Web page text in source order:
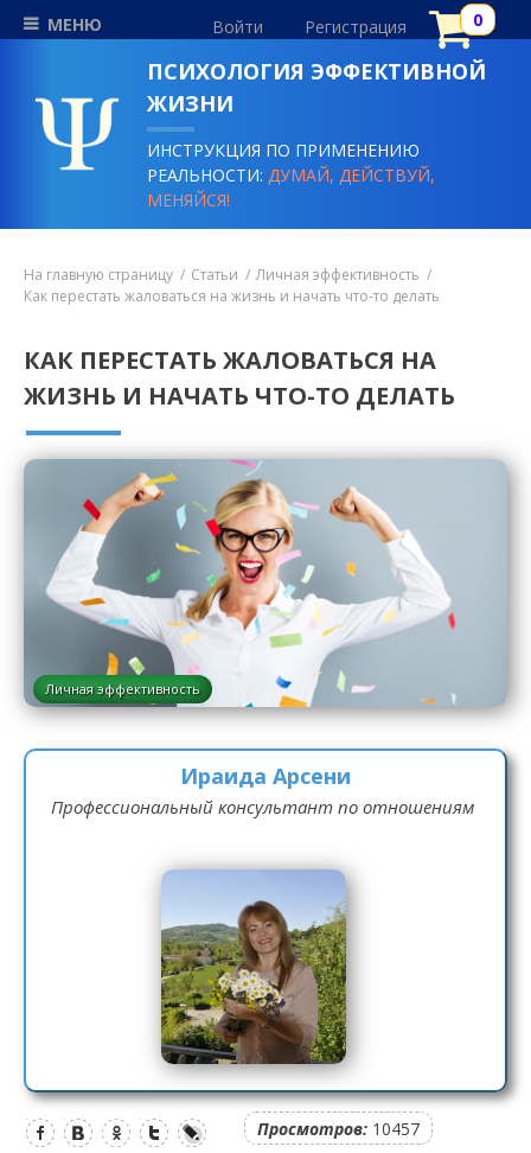
МЕНЮ Войти Регистрация
ПСИХОЛОГИЯ ЭФФЕКТИВНОЙ
ЖИЗНИ
ИНСТРУКЦИЯ ПО ПРИМЕНЕНИЮ
РЕАЛЬНОСТИ:ДУМАЙ, ДЕЙСТВУЙ,
МЕНЯЙСЯ!
На главную страницу Статьи
Личная эффективность
Как перестать жаловаться на жизнь и начать что-то делать
КАК ПЕРЕСТАТЬ ЖАЛОВАТЬСЯ НА
ЖИЗНЬ И НАЧАТЬ ЧТО-ТО ДЕЛАТЬ
Личная эффективность
Ираида Арсени
Профессиональный консультант по отношениям
Просмотров: 10457